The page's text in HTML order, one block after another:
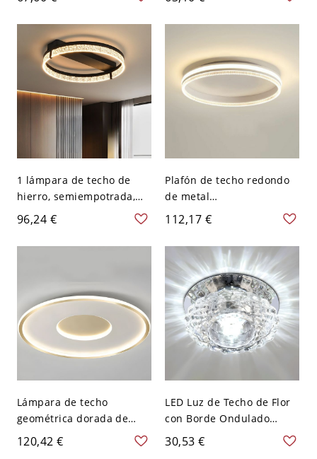
110 A 120 V 62,23 cm
Negro Blanco
acanalado transparente
1 lámpara de techo de
hierro, semiempotrada,
cableada, para dormitorio
principal - Negro 110 A
120 V Tercer Gear
96,24 €
Plafón de techo redondo
de metal
dorado/negro/blanco con
pantalla acrílica - Blanco
110 A 120 V Tercer Gear
112,17 €
Lámpara de techo
geométrica dorada de
montaje al ras con
pantalla de gel de sílice
120,42 €
LED Luz de Techo de Flor
con Borde Ondulado
Luminaria de Techo
Simplista de Cristal
30,53 €